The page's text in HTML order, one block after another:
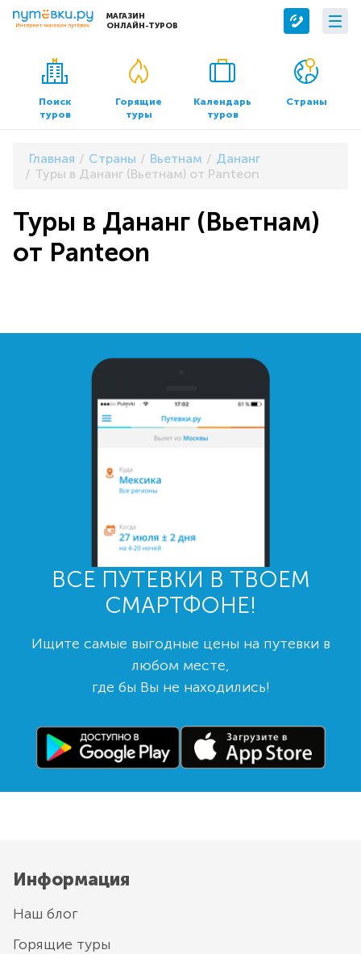
МАГАЗИН
ОНЛАЙН-ТУРОВ
Сервисы
Бронирование отелей
Трансфер
О компании
О нас
Контакты
Документы и реквизиты
Поиск
туров
Горящие
туры
Календарь
туров
Страны
Главная Страны Вьетнам
Дананг
Туры в Дананг (Вьетнам) от Panteon
Туры в Дананг (Вьетнам)
от Panteon
ВСЕ ПУТЕВКИ В ТВОЕМ
СМАРТФОНЕ!
Ищите самые выгодные цены на путевки в
любом месте,
где бы Вы не находились!
Информация
Наш блог
Горящие туры